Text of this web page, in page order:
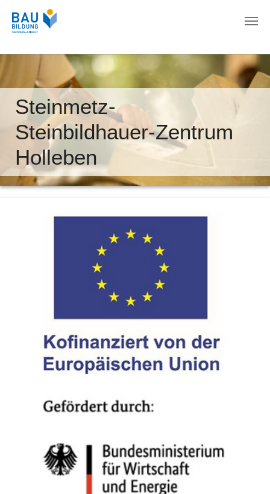
Steinmetz-
Steinbildhauer-Zentrum
Holleben